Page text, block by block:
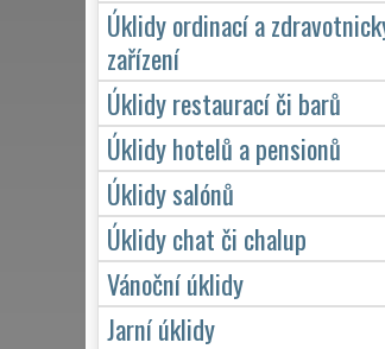
Mám zájem o úklid v
Úklidy ordinací a
zařízení
Úklidy restaurací či barů
Úklidy hotelů a pensionů
Úklidy salónů
Úklidy chat či chalup
Vánoční úklidy
Jarní úklidy